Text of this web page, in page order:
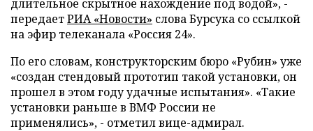
длительное скрытное нахождение под водой», -
передаетРИА «Новости» слова Бурсука со ссылкой
на эфир телеканала «Россия 24».
По его словам, конструкторским бюро «Рубин» уже
«создан стендовый прототип такой установки, он
прошел в этом году удачные испытания». «Такие
установки раньше в ВМФ России не
применялись», - отметил вице-адмирал.